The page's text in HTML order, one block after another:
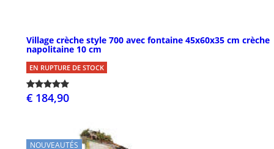
Village crèche style 700 avec fontaine 45x60x35 cm crèche
napolitaine 10 cm
EN RUPTURE DE STOCK
€ 184,90
NOUVEAUTÉS